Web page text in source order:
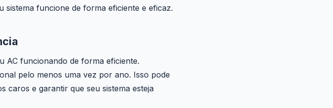
sistema funcione de forma eficiente e eficaz.
AC funcionando de forma eficiente.
pelo menos uma vez por ano. Isso pode
caros e garantir que seu sistema esteja